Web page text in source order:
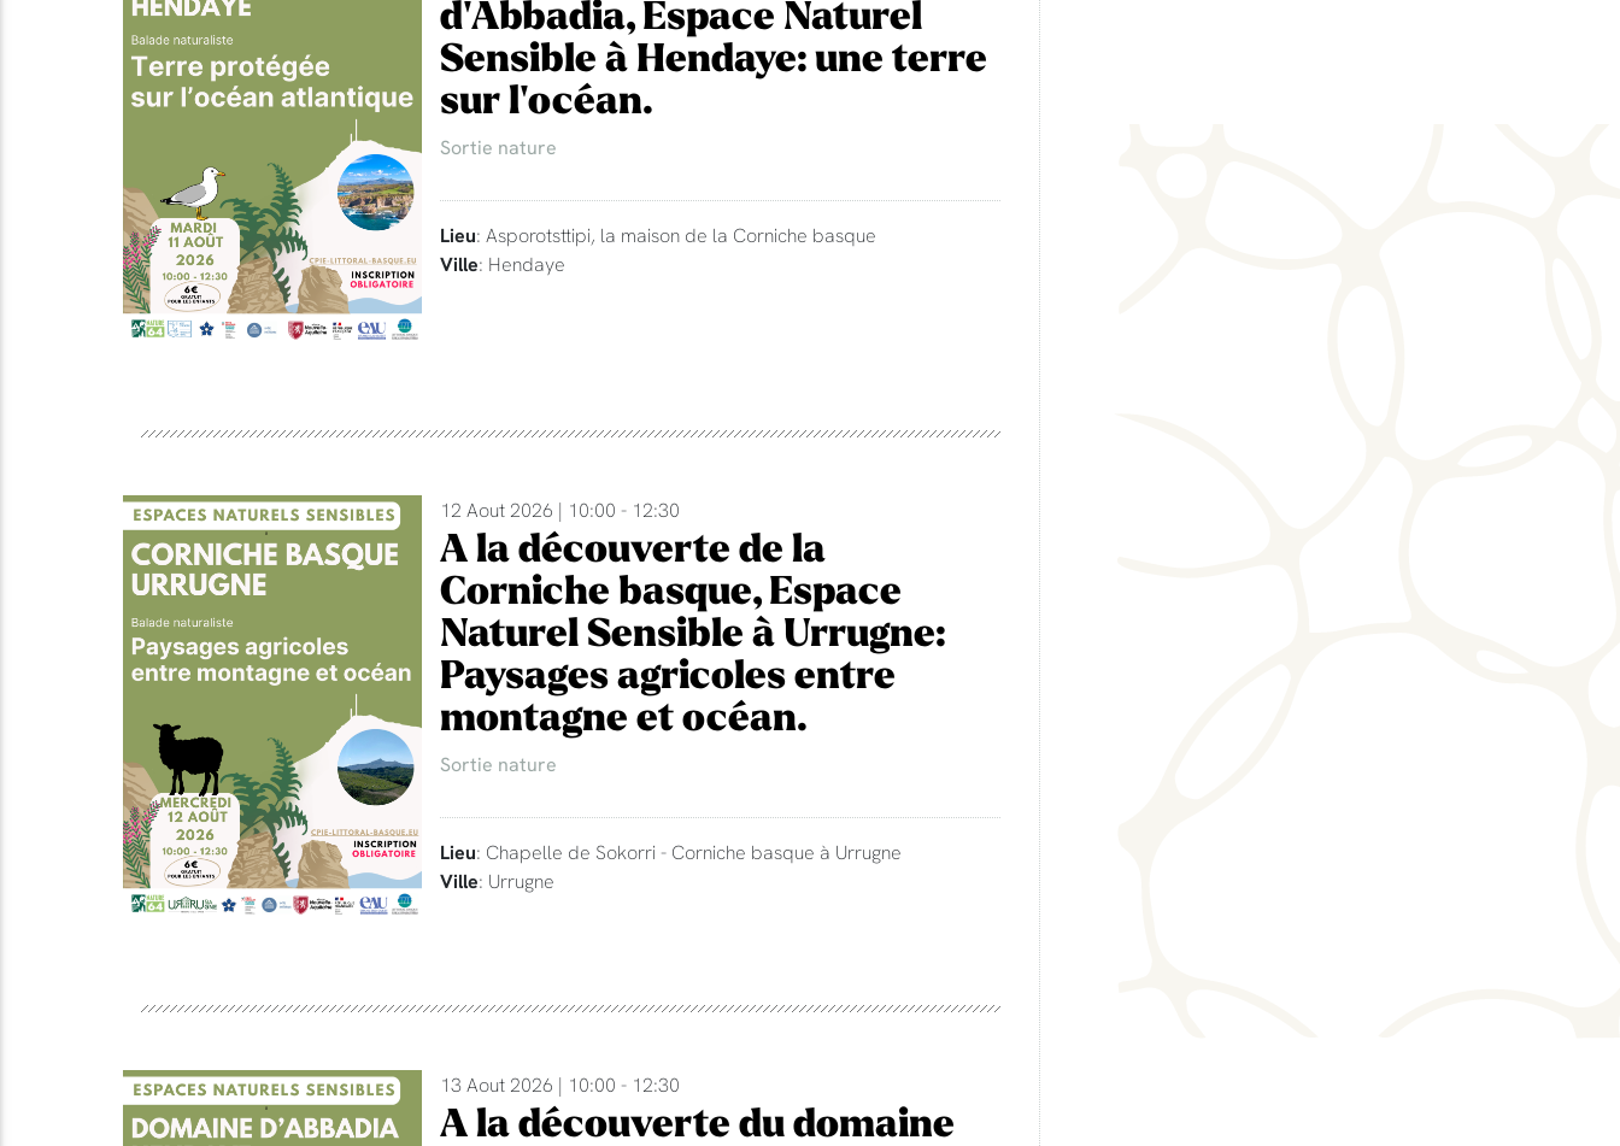
d'Abbadia, Espace Naturel
Sensible à Hendaye: une terre
sur l'océan.
Sortie nature
Lieu: Asporotsttipi, la maison de la Corniche basque
Ville: Hendaye
12 Aout 2026 | 10:00 - 12:30
A la découverte de la
Corniche basque, Espace
Naturel Sensible à Urrugne:
Paysages agricoles entre
montagne et océan.
Sortie nature
Lieu: Chapelle de Sokorri - Corniche basque à Urrugne
Ville: Urrugne
13 Aout 2026 | 10:00 - 12:30
A la découverte du domaine